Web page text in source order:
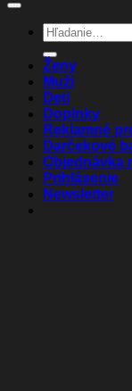
Hľadať:
Ženy
Muži
Deti
Doplnky
Reklamné
Darčekové
Objednávka
Prihlásenie
Newsletter